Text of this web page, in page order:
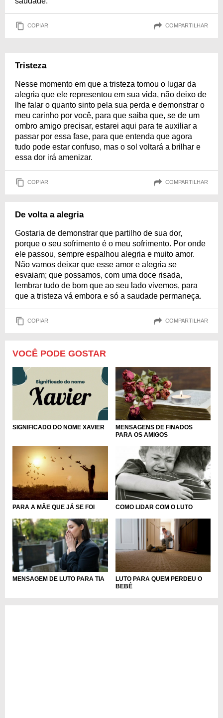
COPIAR COMPARTILHAR
Tristeza
Nesse momento em que a tristeza tomou o lugar da
alegria que ele representou em sua vida, não deixo de
lhe falar o quanto sinto pela sua perda e demonstrar o
meu carinho por você, para que saiba que, se de um
ombro amigo precisar, estarei aqui para te auxiliar a
passar por essa fase, para que entenda que agora
tudo pode estar confuso, mas o sol voltará a brilhar e
essa dor irá amenizar.
COPIAR COMPARTILHAR
De volta a alegria
Gostaria de demonstrar que partilho de sua dor,
porque o seu sofrimento é o meu sofrimento. Por onde
ele passou, sempre espalhou alegria e muito amor.
Não vamos deixar que esse amor e alegria se
esvaiam; que possamos, com uma doce risada,
lembrar tudo de bom que ao seu lado vivemos, para
que a tristeza vá embora e só a saudade permaneça.
COPIAR COMPARTILHAR
VOCÊ PODE GOSTAR
SIGNIFICADO DO NOME XAVIER
MENSAGENS DE FINADOS
PARA OS AMIGOS
PARA A MÃE QUE JÁ SE FOI COMO LIDAR COM O LUTO
MENSAGEM DE LUTO PARA TIA
LUTO PARA QUEM PERDEU O
BEBÊ